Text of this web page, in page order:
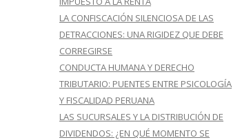
LA CONFISCACIÓN SILENCIOSA DE LAS
DETRACCIONES: UNA RIGIDEZ QUE DEBE
CORREGIRSE
CONDUCTA HUMANA Y DERECHO
TRIBUTARIO: PUENTES ENTRE PSICOLOGÍA
Y FISCALIDAD PERUANA
LAS SUCURSALES Y LA DISTRIBUCIÓN DE
DIVIDENDOS: ¿EN QUÉ MOMENTO SE